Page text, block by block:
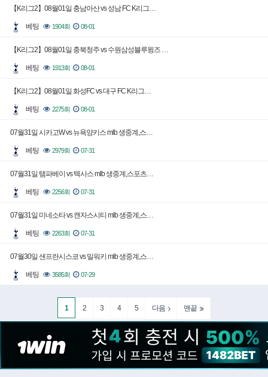
【K리그2】08월01일 충남아산 vs 성남 FC K리그…
베팅 1904회 08-01
【K리그2】08월01일 충북청주 vs 수원삼성블루윙즈 …
베팅 1913회 08-01
【K리그2】08월01일 화성FC vs 대구 FC K리그…
베팅 2275회 08-01
07월31일 시카고W vs 뉴욕양키스 mlb 생중계,스…
베팅 2979회 07-31
07월31일 탬파베이 vs 텍사스 mlb 생중계,스포츠…
베팅 2256회 07-31
07월31일 미네소타 vs 캔자스시티 mlb 생중계,스…
베팅 2263회 07-31
07월30일 샌프란시스코 vs 밀워키 mlb 생중계,스…
베팅 3585회 07-29
1 2 3 4 5 다음 맨끝